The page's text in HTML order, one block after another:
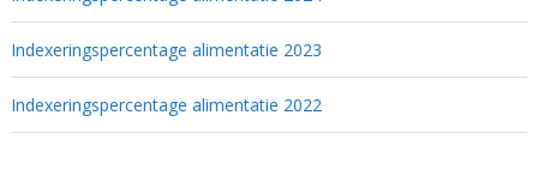
Indexeringspercentage alimentatie 2023
Indexeringspercentage alimentatie 2022